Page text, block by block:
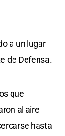
a un lugar
de Defensa.
que
al aire
hasta